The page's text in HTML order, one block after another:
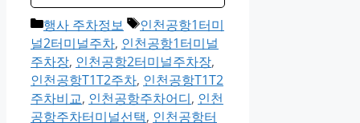
Categories
행사 주차정보 Tags
인천공항1터미
널2터미널주차, 인천공항1터미널
주차장, 인천공항2터미널주차장,
인천공항T1T2주차, 인천공항T1T2
주차비교, 인천공항주차어디, 인천
공항주차터미널선택, 인천공항터